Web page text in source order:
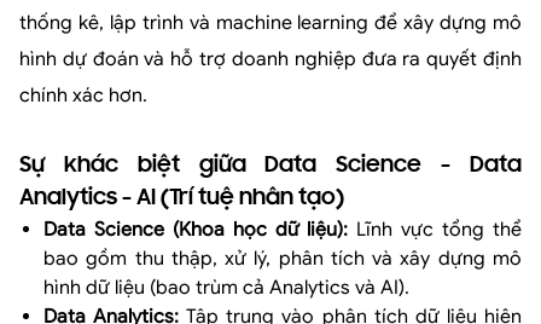
thống kê, lập trình và machine learning để xây dựng mô
hình dự đoán và hỗ trợ doanh nghiệp đưa ra quyết định
chính xác hơn.
Sự khác biệt giữa Data Science - Data
Analytics - AI (Trí tuệ nhân tạo)
Data Science (Khoa học dữ liệu): Lĩnh vực tổng thể
bao gồm thu thập, xử lý, phân tích và xây dựng mô
hình dữ liệu (bao trùm cả Analytics và AI).
Data Analytics: Tập trung vào phân tích dữ liệu hiện